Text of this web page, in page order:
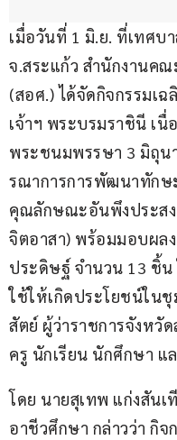
เมื่อวันที่ 1 มิ.ย. ที่เทศบ
จ.สระแก้ว สำนักงานค
(สอศ.) ได้จัดกิจกรรมเฉ
เจ้าฯ พระบรมราชินี เนื่
พระชนมพรรษา 3 มิถุน
รณาการการพัฒนาทักษ
คุณลักษณะอันพึงประสง
จิตอาสา) พร้อมมอบผล
ประดิษฐ์ จำนวน 13 ชิ้
ใช้ให้เกิดประโยชน์ใน
สัตย์ ผู้ว่าราชการจังหวั
ครู นักเรียน นักศึกษา แ
โดย นายสุเทพ แก่งสันเ
อาชีวศึกษา กล่าวว่า กิ